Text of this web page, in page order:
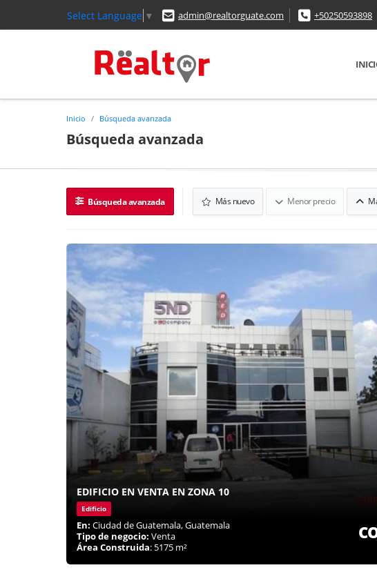
Select Language ▼ admin@realtorguate.com +50250593898
Inicio Búsqueda avanzada
Búsqueda avanzada
Búsqueda avanzada Más nuevo Menor precio
EDIFICIO EN VENTA EN ZONA 10
Edificio
En: Ciudad de Guatemala, Guatemala
Tipo de negocio: Venta
Área Construida: 5175 m²